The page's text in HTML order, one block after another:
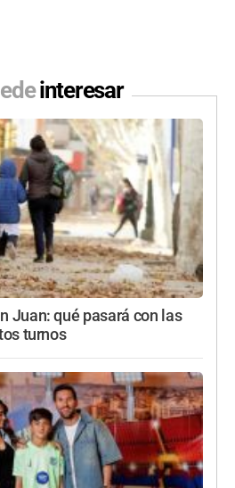
interesar
Juan: qué pasará con las
turnos